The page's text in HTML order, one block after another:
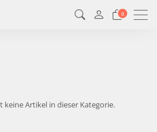
0
keine Artikel in dieser Kategorie.